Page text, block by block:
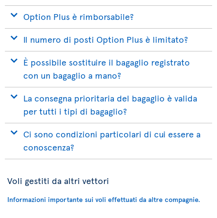
Option Plus è rimborsabile?
Il numero di posti Option Plus è limitato?
È possibile sostituire il bagaglio registrato
con un bagaglio a mano?
La consegna prioritaria del bagaglio è valida
per tutti i tipi di bagaglio?
Ci sono condizioni particolari di cui essere a
conoscenza?
Voli gestiti da altri vettori
Informazioni importante sui voli effettuati da altre compagnie.